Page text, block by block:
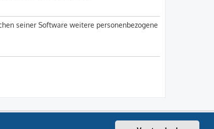
seiner Software weitere personenbezogene